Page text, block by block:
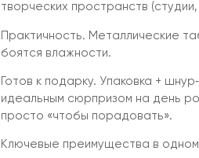
творческих пространств
Практичность. Металлические
боятся влажности.
Готов к подарку. Упаковка +
идеальным сюрпризом на день
просто «чтобы порадовать».
Ключевые преимущества в одном